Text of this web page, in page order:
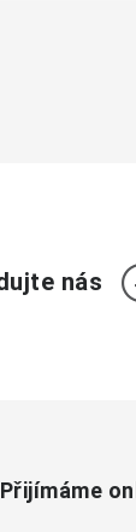
Přijímáme